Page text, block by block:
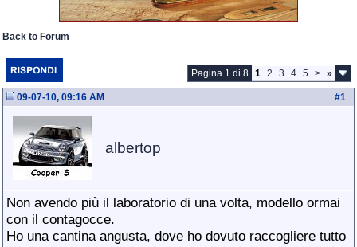
Back to Forum
Pagina 1 di 8 1 2 3 4 5 > »
#1
09-07-10, 09:16 AM
albertop
Non avendo più il laboratorio di una volta, modello ormai
con il contagocce.
Ho una cantina angusta, dove ho dovuto raccogliere tutto